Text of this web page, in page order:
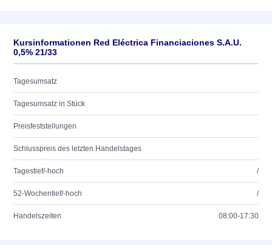
Kursinformationen Red Eléctrica Financiaciones S.A.U.
0,5% 21/33
Tagesumsatz
Tagesumsatz in Stück
Preisfeststellungen
Schlusspreis des letzten Handelstages
Tagestief/-hoch /
52-Wochentief/-hoch /
Handelszeiten 08:00-17:30